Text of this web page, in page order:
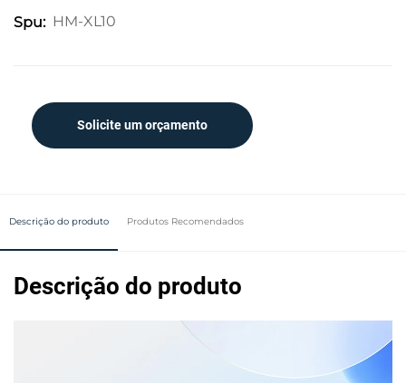
Spu: HM-XL10
Solicite um orçamento
Descrição do produto Produtos Recomendados
Descrição do produto